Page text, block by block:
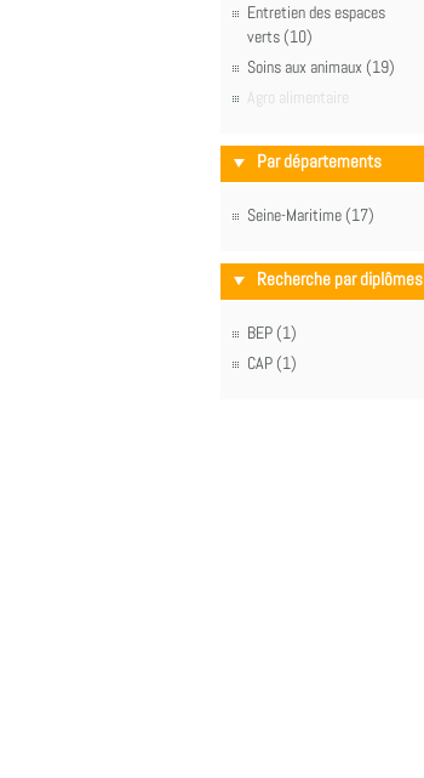
Entretien des espaces
verts (10)
Soins aux animaux (19)
Agro alimentaire
Par départements
Seine-Maritime (17)
Recherche par diplômes
BEP (1)
CAP (1)